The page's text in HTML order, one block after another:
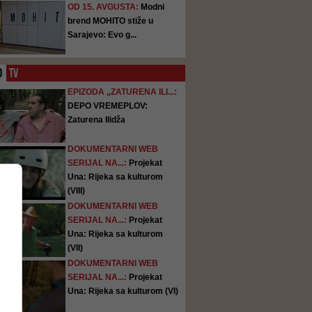
OD 15. AVGUSTA: Modni
brend MOHITO stiže u
Sarajevo: Evo g...
TV
EPIZODA „ZATURENA ILI...:
DEPO VREMEPLOV:
Zaturena Ilidža
DOKUMENTARNI WEB
SERIJAL NA...: Projekat
Una: Rijeka sa kulturom
(VIII)
DOKUMENTARNI WEB
SERIJAL NA...: Projekat
Una: Rijeka sa kulturom
(VII)
DOKUMENTARNI WEB
SERIJAL NA...: Projekat
Una: Rijeka sa kulturom (VI)